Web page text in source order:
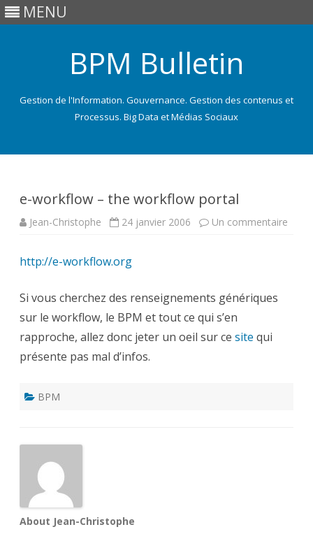
MENU
BPM Bulletin
Gestion de l'Information. Gouvernance. Gestion des contenus et
Processus. Big Data et Médias Sociaux
e-workflow – the workflow portal
Jean-Christophe 24 janvier 2006 Un commentaire
http://e-workflow.org
Si vous cherchez des renseignements génériques
sur le workflow, le BPM et tout ce qui s’en
rapproche, allez donc jeter un oeil sur ce site qui
présente pas mal d’infos.
BPM
About Jean-Christophe